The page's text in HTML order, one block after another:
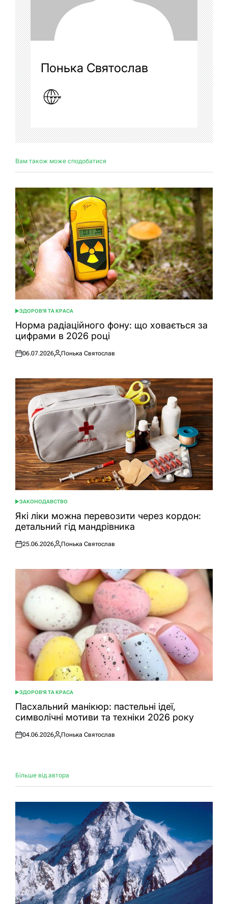
Понька Святослав
Вам також може сподобатися
ОПУБЛІКУВАТИ
У
ЗДОРОВ'Я ТА КРАСА
Норма радіаційного фону: що ховається за
цифрами в 2026 році
Оприлюднено
06.07.2026
Опубліковано
Понька Святослав
ОПУБЛІКУВАТИ
У
ЗАКОНОДАВСТВО
Які ліки можна перевозити через кордон:
детальний гід мандрівника
Оприлюднено
25.06.2026
Опубліковано
Понька Святослав
ОПУБЛІКУВАТИ
У
ЗДОРОВ'Я ТА КРАСА
Пасхальний манікюр: пастельні ідеї,
символічні мотиви та техніки 2026 року
Оприлюднено
04.06.2026
Опубліковано
Понька Святослав
Більше від автора